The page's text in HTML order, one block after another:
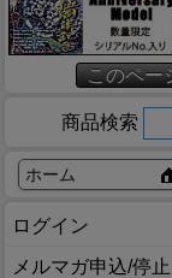
このペー
商品検索
ホーム
ログイン
メルマガ申込/停止